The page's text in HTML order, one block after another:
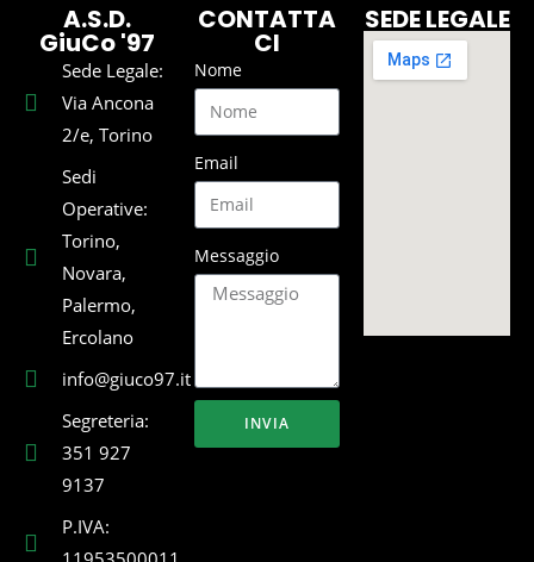
A.S.D.
GiuCo '97
Sede Legale:
Via Ancona
2/e, Torino
Sedi
Operative:
Torino,
Novara,
Palermo,
Ercolano
info@giuco97.it
Segreteria:
351 927
9137
P.IVA:
CONTATTA
CI
Nome
Email
Messaggio
INVIA
SEDE LEGALE